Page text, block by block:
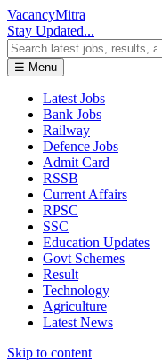
VacancyMitra
Stay Updated...
☰ Menu
Latest Jobs
Bank Jobs
Railway
Defence Jobs
Admit Card
RSSB
Current Affairs
RPSC
SSC
Education Updates
Govt Schemes
Result
Technology
Agriculture
Latest News
Skip to content